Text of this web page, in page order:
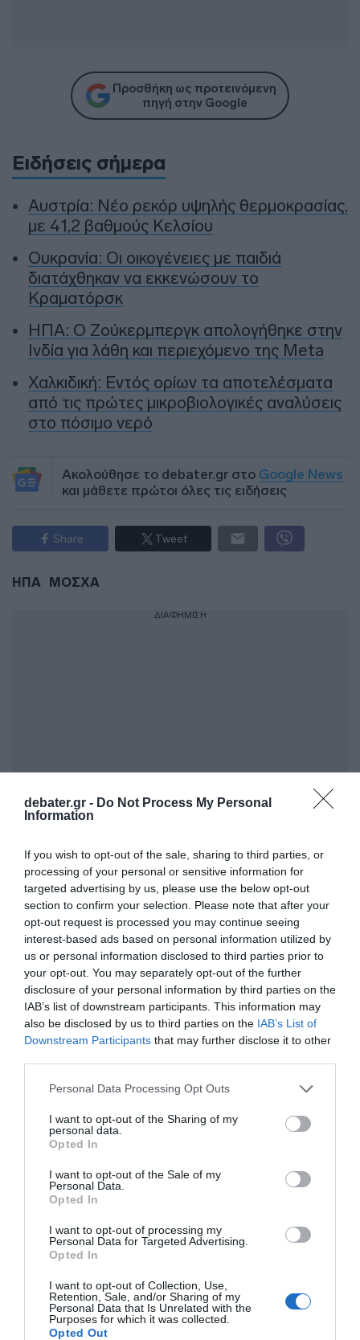
debater.gr - Do Not Process My Personal
Information
If you wish to opt-out of the sale, sharing to third parties, or
processing of your personal or sensitive information for
targeted advertising by us, please use the below opt-out
section to confirm your selection. Please note that after your
opt-out request is processed you may continue seeing
interest-based ads based on personal information utilized by
us or personal information disclosed to third parties prior to
your opt-out. You may separately opt-out of the further
disclosure of your personal information by third parties on the
IAB’s list of downstream participants. This information may
also be disclosed by us to third parties on the IAB’s List of
Downstream Participants that may further disclose it to other
Please note that this website/app uses one or more Google
not limited to your visit or usage behaviour. You may click to
grant or deny consent to Google and its third-party tags to
use your data for below specified purposes in below Google
consent section.
Personal Data Processing Opt Outs
I want to opt-out of the Sharing of my
personal data.
Opted In
I want to opt-out of the Sale of my
Personal Data.
Opted In
I want to opt-out of processing my
Personal Data for Targeted Advertising.
Opted In
I want to opt-out of Collection, Use,
Retention, Sale, and/or Sharing of my
Personal Data that Is Unrelated with the
Purposes for which it was collected.
Opted Out
Προσθήκη ως προτεινόμενη
πηγή στην Google
Ειδήσεις σήμερα
Αυστρία: Νέο ρεκόρ υψηλής θερμοκρασίας,
με 41,2 βαθμούς Κελσίου
Ουκρανία: Οι οικογένειες με παιδιά
διατάχθηκαν να εκκενώσουν το
Κραματόρσκ
ΗΠΑ: Ο Ζούκερμπεργκ απολογήθηκε στην
Ινδία για λάθη και περιεχόμενο της Meta
Χαλκιδική: Εντός ορίων τα αποτελέσματα
από τις πρώτες μικροβιολογικές αναλύσεις
στο πόσιμο νερό
Ακολούθησε το debater.gr στο Google News
και μάθετε πρώτοι όλες τις ειδήσεις
Share Tweet
ΗΠΑ ΜΟΣΧΑ
ΔΙΑΦΗΜΙΣΗ